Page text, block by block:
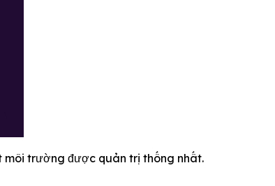
môi trường được quản trị thống nhất.